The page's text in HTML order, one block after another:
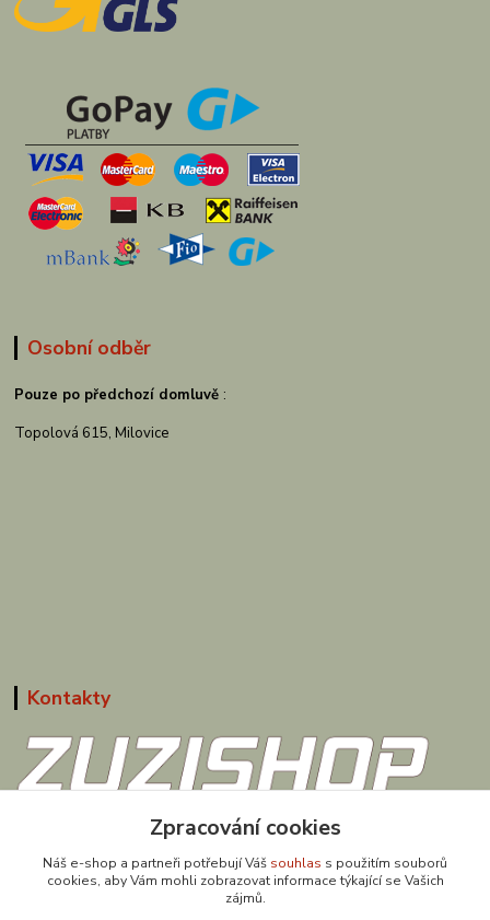
Osobní odběr
Pouze po předchozí domluvě :
Topolová 615, Milovice
Kontakty
obchod@zuzishop.cz
Zpracování cookies
Náš e-shop a partneři potřebují Váš souhlas s použitím souborů
cookies, aby Vám mohli zobrazovat informace týkající se Vašich
zájmů.